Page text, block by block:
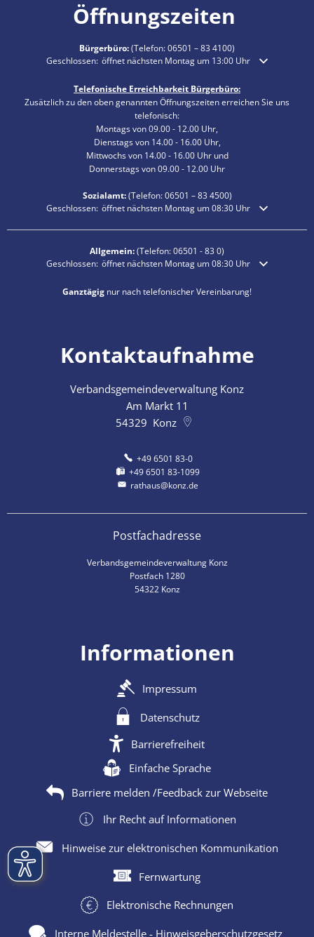
Öffnungszeiten
Bürgerbüro:(Telefon:06501 – 83 4100)
Klicken, um weitere Öffnungs- oder Schließzeiten auszublenden
Geschlossen: öffnet nächsten Montag um 13:00 Uhr
Telefonische Erreichbarkeit Bürgerbüro:
Zusätzlich zu den oben genannten Öffnungszeiten erreichen Sie uns
telefonisch:
Montags von 09.00 - 12.00 Uhr,
Dienstags von 14.00 - 16.00 Uhr,
Mittwochs von 14.00 - 16.00 Uhr und
Donnerstags von 09.00 - 12.00 Uhr
Sozialamt:(Telefon:06501 – 834500)
Klicken, um weitere Öffnungs- oder Schließzeiten auszublenden
Geschlossen: öffnet nächsten Montag um 08:30 Uhr
Allgemein:(Telefon:06501 - 83 0)
Klicken, um weitere Öffnungs- oder Schließzeiten auszublenden
Geschlossen: öffnet nächsten Montag um 08:30 Uhr
Ganztägig nur nach telefonischer Vereinbarung!
Kontaktaufnahme
Verbandsgemeindeverwaltung Konz
Am Markt 11
54329 Konz
+49 6501 83-0
+49 6501 83-1099
rathaus@konz.de
Postfachadresse
Verbandsgemeindeverwaltung Konz
Postfach 1280
54322 Konz
Informationen
Impressum
Datenschutz
Barrierefreiheit
Einfache Sprache
Barriere melden /Feedback zur Webseite
Ihr Recht auf Informationen
Hinweise zur elektronischen Kommunikation
Fernwartung
Elektronische Rechnungen
Interne Meldestelle - Hinweisgeberschutzgesetz